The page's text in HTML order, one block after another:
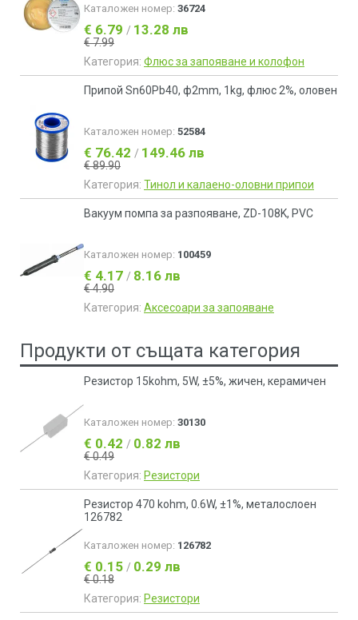
Каталожен номер: 36724
€ 6.79 / 13.28 лв
€ 7.99
Категория: Флюс за запояване и колофон
Припой Sn60Pb40, ф2mm, 1kg, флюс 2%, оловен
Каталожен номер: 52584
€ 76.42 / 149.46 лв
€ 89.90
Категория: Тинол и калаено-оловни припои
Вакуум помпа за разпояване, ZD-108K, PVC
Каталожен номер: 100459
€ 4.17 / 8.16 лв
€ 4.90
Категория: Аксесоари за запояване
Продукти от същата категория
Резистор 15kohm, 5W, ±5%, жичен, керамичен
Каталожен номер: 30130
€ 0.42 / 0.82 лв
€ 0.49
Категория: Резистори
Резистор 470 kohm, 0.6W, ±1%, металослоен
126782
Каталожен номер: 126782
€ 0.15 / 0.29 лв
€ 0.18
Категория: Резистори